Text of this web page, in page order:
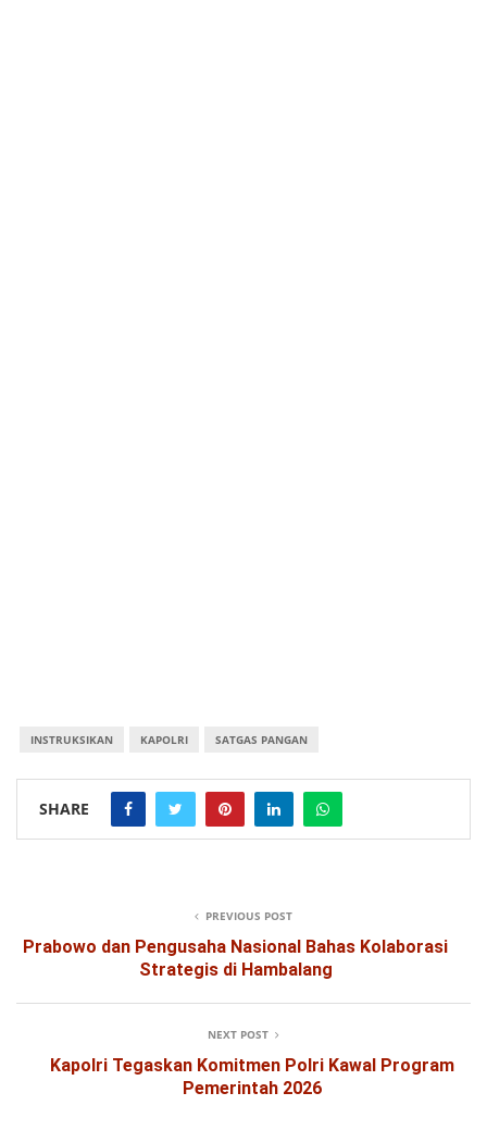
INSTRUKSIKAN KAPOLRI SATGAS PANGAN
SHARE
PREVIOUS POST
Prabowo dan Pengusaha Nasional Bahas Kolaborasi
Strategis di Hambalang
NEXT POST
Kapolri Tegaskan Komitmen Polri Kawal Program
Pemerintah 2026